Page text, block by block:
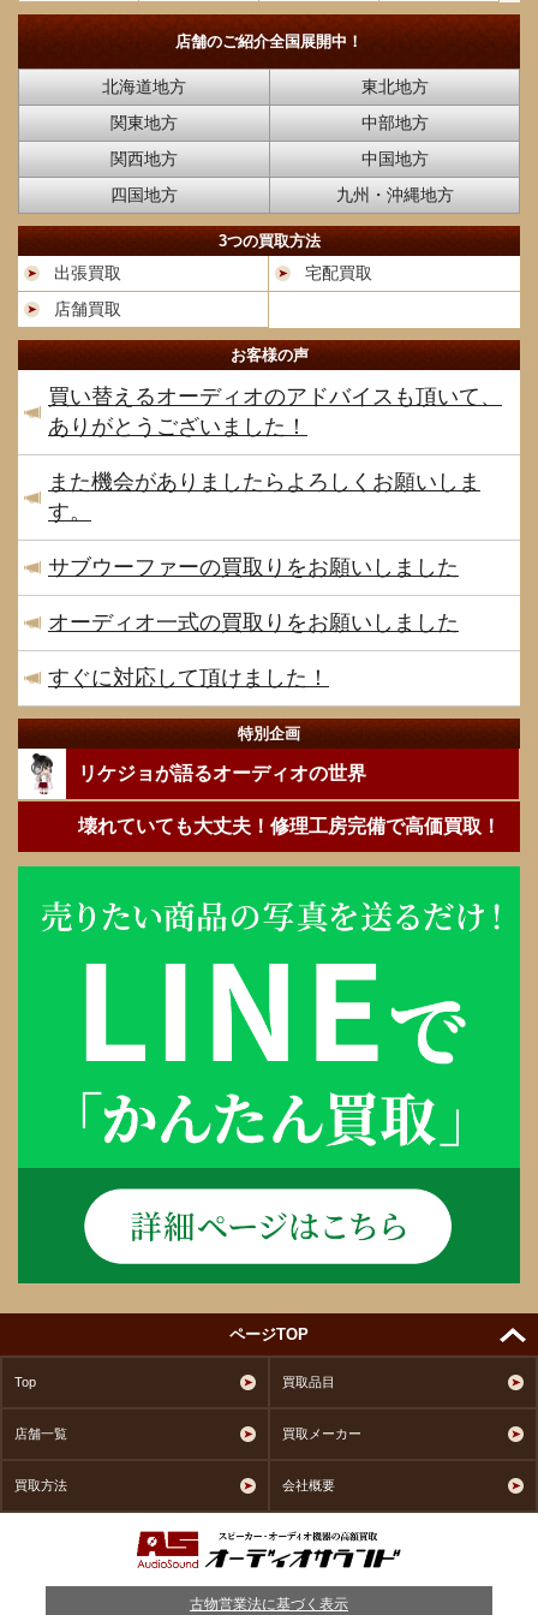
店舗のご紹介全国展開中！
北海道地方
東北地方
関東地方
中部地方
関西地方
中国地方
四国地方
九州・沖縄地方
3つの買取方法
出張買取
宅配買取
店舗買取
お客様の声
買い替えるオーディオのアドバイスも頂いて、
ありがとうございました！
また機会がありましたらよろしくお願いしま
す。
サブウーファーの買取りをお願いしました
オーディオ一式の買取りをお願いしました
すぐに対応して頂けました！
特別企画
リケジョが語るオーディオの世界
壊れていても大丈夫！修理工房完備で高価買取！
ページTOP
Top 買取品目
店舗一覧 買取メーカー
買取方法 会社概要
古物営業法に基づく表示